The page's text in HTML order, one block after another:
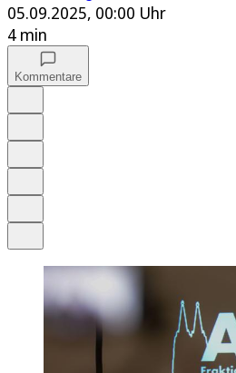
05.09.2025, 00:00 Uhr
4 min
Kommentare